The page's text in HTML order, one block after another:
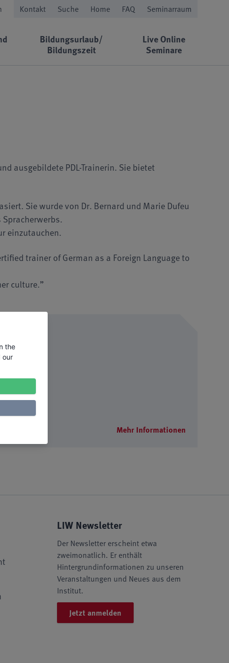
Kontakt Suche Home FAQ Seminarraum
Bildungsurlaub/
Bildungszeit
Live Online
Seminare
ausgebildete PDL-Trainerin. Sie bietet
Sie wurde von Dr. Bernard und Marie Dufeu
einzutauchen.
trainer of German as a Foreign Language to
culture.”
Mehr Informationen
LIW Newsletter
Der Newsletter erscheint etwa
zweimonatlich. Er enthält
Hintergrundinformationen zu unseren
Veranstaltungen und Neues aus dem
Institut.
Jetzt anmelden
the
our